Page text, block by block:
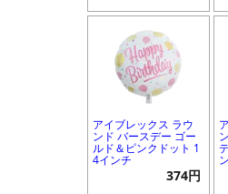
アイブレックス ラウ
ンド バースデー ゴー
ルド＆ピンクドット 1
4インチ
374円